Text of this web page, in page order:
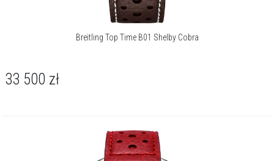
Firma do dziś jest niekwestionowanym liderem i uznanym specjalistą
Breitling Top Time B01 Shelby Cobra
33 500 zł